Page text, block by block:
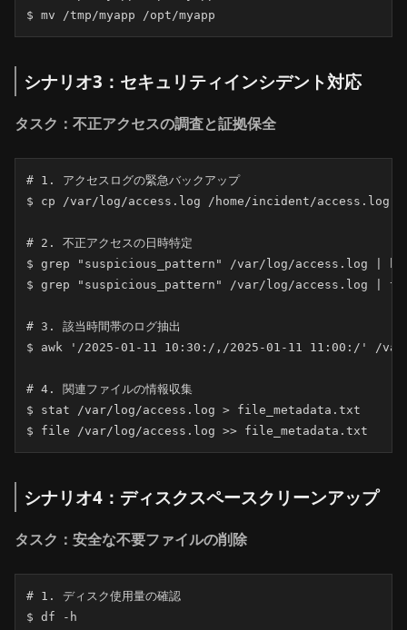
$ mv /tmp/myapp /opt/myapp
シナリオ3：セキュリティインシデント対応
タスク：不正アクセスの調査と証拠保全
# 1. アクセスログの緊急バックアップ
$ cp /var/log/access.log /home/incident/access.log.$(date
# 2. 不正アクセスの日時特定
$ grep "suspicious_pattern" /var/log/access.log |
$ grep "suspicious_pattern" /var/log/access.log |
# 3. 該当時間帯のログ抽出
$ awk '/2025-01-11 10:30:/,/2025-01-11 11:00:/' /
# 4. 関連ファイルの情報収集
$ stat /var/log/access.log > file_metadata.txt
$ file /var/log/access.log >> file_metadata.txt
シナリオ4：ディスクスペースクリーンアップ
タスク：安全な不要ファイルの削除
# 1. ディスク使用量の確認
$ df -h